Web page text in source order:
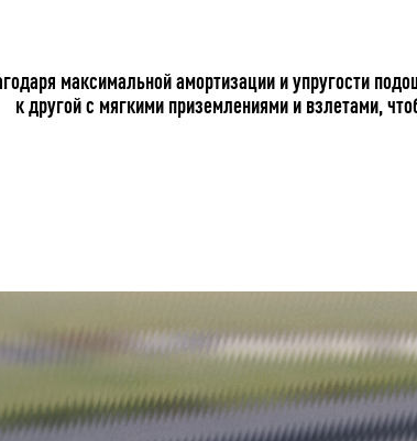
максимальной амортизации и упругости
к другой с мягкими приземлениями и взлетами,